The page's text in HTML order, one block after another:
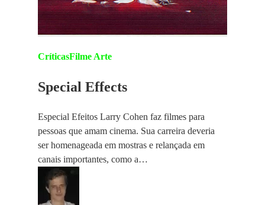
CríticasFilme Arte
Special Effects
Especial Efeitos Larry Cohen faz filmes para
pessoas que amam cinema. Sua carreira deveria
ser homenageada em mostras e relançada em
canais importantes, como a…